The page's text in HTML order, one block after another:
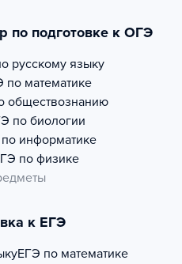
по подготовке к ОГЭ
русскому языку
по математике
обществознанию
по биологии
информатике
по физике
к ЕГЭ
ЕГЭ по математике